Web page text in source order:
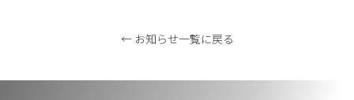
← お知らせ一覧に戻る